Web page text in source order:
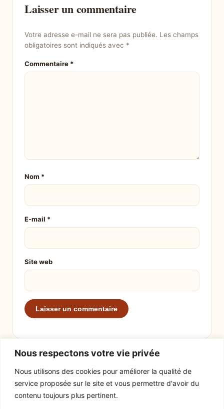
Nous respectons votre vie privée
Nous utilisons des cookies pour améliorer la qualité de
service proposée sur le site et vous permettre d'avoir du
contenu toujours plus pertinent.
Laisser un commentaire
Votre adresse e-mail ne sera pas publiée. Les champs
obligatoires sont indiqués avec *
Commentaire *
Nom *
E-mail *
Site web